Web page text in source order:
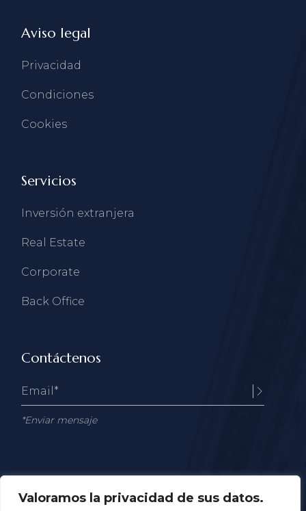
Valoramos la privacidad de sus datos.
Aviso legal
Privacidad
Condiciones
Cookies
Servicios
Inversión extranjera
Real Estate
Corporate
Back Office
Contáctenos
*Enviar mensaje